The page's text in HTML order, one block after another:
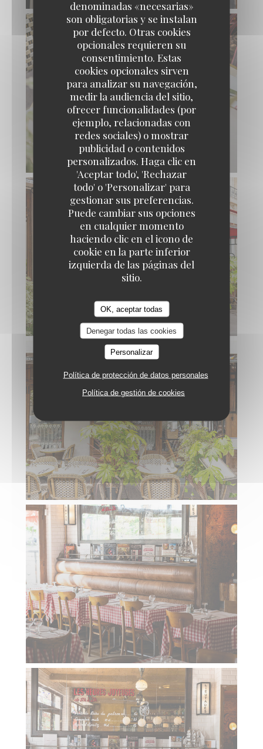
denominadas «necesarias»
son obligatorias y se instalan
por defecto. Otras cookies
opcionales requieren su
consentimiento. Estas
cookies opcionales sirven
para analizar su navegación,
medir la audiencia del sitio,
ofrecer funcionalidades (por
ejemplo, relacionadas con
redes sociales) o mostrar
publicidad o contenidos
personalizados. Haga clic en
'Aceptar todo', 'Rechazar
todo' o 'Personalizar' para
gestionar sus preferencias.
Puede cambiar sus opciones
en cualquier momento
haciendo clic en el icono de
cookie en la parte inferior
izquierda de las páginas del
sitio.
OK, aceptar todas
Denegar todas las cookies
Personalizar
Política de protección de datos personales
Política de gestión de cookies